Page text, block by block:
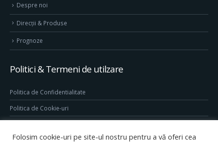
Despre noi
Direcţii & Produse
Prognoze
Politici & Termeni de utilzare
Politica de Confidentialitate
Politica de Cookie-uri
Conditii generale de utilizare site
Folosim cookie-uri pe site-ul nostru pentru a vă oferi cea